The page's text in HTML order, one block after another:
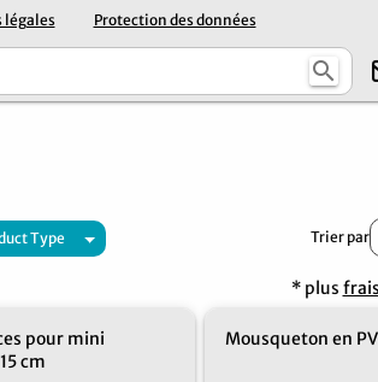
légales Protection des données
search
Type Trier par
* plus
pour mini
cm
Mousqueton en